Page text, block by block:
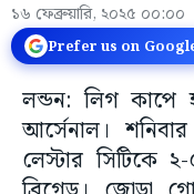
১৬ ফেব্রুয়ারি, ২০২৫ ০০:০০
Prefer us on
লন্ডন: লিগ কাপে
আর্সেনাল।
লেস্টার সিটিকে